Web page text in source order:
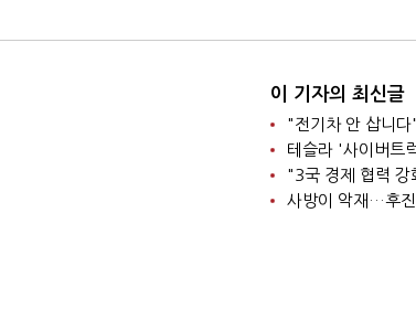
이 기자의 최신글
"전기차 안 삽니
테슬라 '사이버트
"3국 경제 협력
사방이 악재…후